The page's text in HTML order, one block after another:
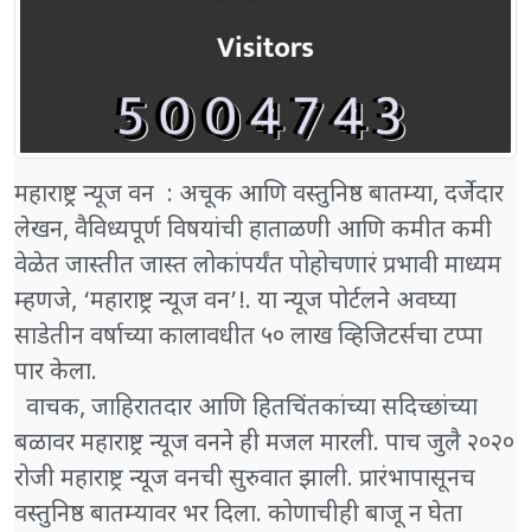
महाराष्ट्र न्यूज वन : अचूक आणि वस्तुनिष्ठ बातम्या, दर्जेदार
लेखन, वैविध्यपूर्ण विषयांची हाताळणी आणि कमीत कमी
वेळेत जास्तीत जास्त लोकांपर्यंत पोहोचणारं प्रभावी माध्यम
म्हणजे, ‘महाराष्ट्र न्यूज वन’!. या न्यूज पोर्टलने अवघ्या
साडेतीन वर्षाच्या कालावधीत ५० लाख व्हिजिटर्सचा टप्पा
पार केला.
वाचक, जाहिरातदार आणि हितचिंतकांच्या सदिच्छांच्या
बळावर महाराष्ट्र न्यूज वनने ही मजल मारली. पाच जुलै २०२०
रोजी महाराष्ट्र न्यूज वनची सुरुवात झाली. प्रारंभापासूनच
वस्तुनिष्ठ बातम्यावर भर दिला. कोणाचीही बाजू न घेता